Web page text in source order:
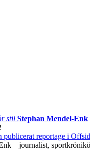
stil Stephan Mendel-Enk
reportage i
– journalist,